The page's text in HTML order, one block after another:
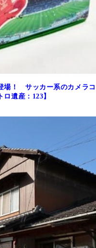
場！ サッカー系のカメラコ
遺産：123】